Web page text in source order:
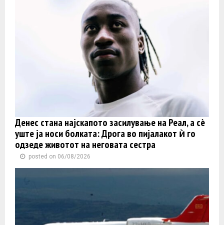
Денес стана најскапото засилување на Реал, а сè
уште ја носи болката: Дрога во пијалакот ѝ го
одзеде животот на неговата сестра
posted on 06/08/2026